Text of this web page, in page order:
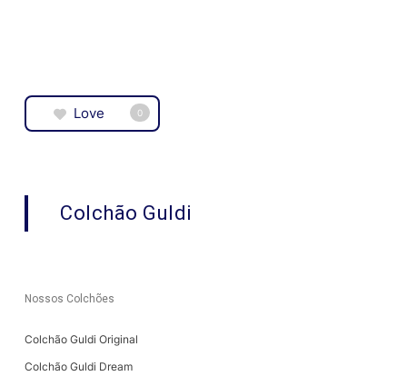
Love 0
Colchão Guldi
Nossos Colchões
Colchão Guldi Original
Colchão Guldi Dream